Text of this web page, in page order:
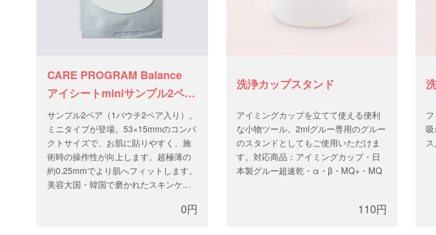
CARE PROGRAM Balance
アイシートminiサンプル2ペア
（1パウチ）
サンプル2ペア（1パウチ2ペア入り）。
ミニタイプが登場。53×15mmのコンパ
クトサイズで、お肌に貼りやすく、施
術時の操作性が向上します。超極薄の
約0.25mmでより肌へフィットします。
美容大国・韓国で磨かれたスキンケア
ョウ葉エキス配合で、施術中のお肌を
0円
洗浄カップスタンド
アイミングカップを立てて使える便利
な小物ツール。2mlグルー専用のグルー
のスタンドとしてもご使用いただけま
す。対応商品：アイミングカップ・日
本製グルー超速乾・α・β・MQ+・MQ
110円
ス